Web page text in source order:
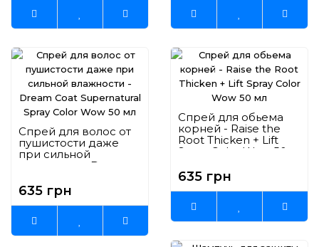
Спрей для волос от
пушистости даже
при сильной
влажности - Dream
Spray Color Wow 50
мл
635 грн
Спрей для обьема
корней - Raise the
Root Thicken + Lift
Spray Color Wow 50
635 грн